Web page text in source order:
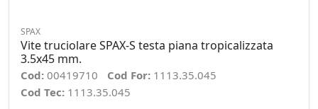
SPAX
Vite truciolare SPAX-S testa piana tropicalizzata
3.5x45 mm.
Cod: 00419710 Cod For: 1113.35.045
Cod Tec: 1113.35.045